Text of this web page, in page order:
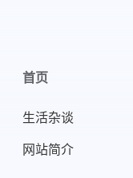
首页
生活杂谈
网站简介